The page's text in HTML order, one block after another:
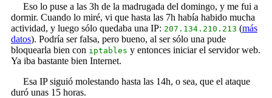
Eso lo puse a las 3h de la madrugada del domingo, y me fui a
dormir. Cuando lo miré, vi que hasta las 7h había habido mucha
actividad, y luego sólo quedaba una IP: 207.134.210.213 (más
datos). Podría ser falsa, pero bueno, al ser sólo una pude
bloquearla bien con iptables y entonces iniciar el servidor web.
Ya iba bastante bien Internet.
Esa IP siguió molestando hasta las 14h, o sea, que el ataque
duró unas 15 horas.